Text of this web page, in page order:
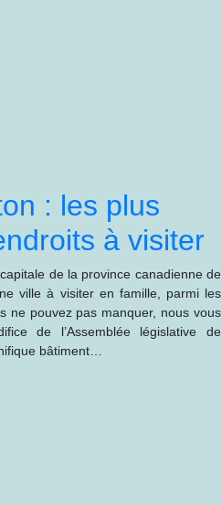
: les plus
à visiter
de la province canadienne de
ville à visiter en famille, parmi les
ne pouvez pas manquer, nous vous
de l’Assemblée législative de
bâtiment…